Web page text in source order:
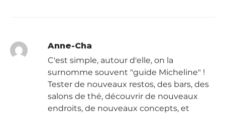
Anne-Cha
C'est simple, autour d'elle, on la
surnomme souvent "guide Micheline" !
Tester de nouveaux restos, des bars, des
salons de thé, découvrir de nouveaux
endroits, de nouveaux concepts, et